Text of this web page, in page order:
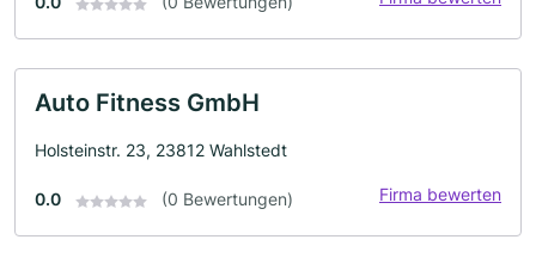
Auto Fitness GmbH
Holsteinstr. 23, 23812 Wahlstedt
0.0 (0 Bewertungen) Firma bewerten